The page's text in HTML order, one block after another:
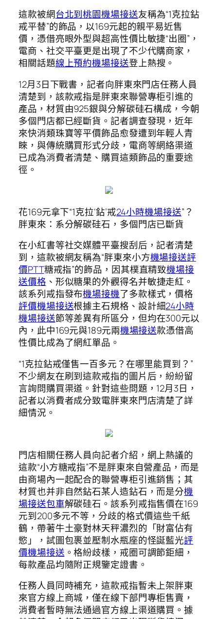
這款被網台北到桃園機場接送友稱為“1克拉鉆
戒平替”的飾品，以169元起的親平易近售
價，憑借亮眼外型與超高性價比敏捷“出圈”，
電商、社交平臺更是出現了不少代購商家，
相關話題線上預約機場接送登上熱搜。
12月3日下戰書，記者向胖東來門店任務人員
清楚到，該款戒指是胖東來聯營專柜引進的
產品，材質由925銀與分解碳硅石構成，今朝
多個門店都已經斷貨。記者調查發現，近年
來快消類珠寶等平價飾品愈發遭到年輕人青
睞，與傳統購買形式分歧，電商等網絡渠道
已成為消費者清楚、購買這類飾品的重要途
徑。
花169元拿下“1克拉‘鉆’戒24小時機場接送”？
胖東來：系分解碳硅石，多個門店已斷貨
在小紅書等社交媒體平臺搜刮后，記者清楚
到，這款被網友稱為“胖東來小方機場接送評
價PTT糖戒指”的飾品，因其樸直精致機場接
送價格 、形似糖果的外觀得名并敏捷走紅。
該系列戒指發布機場接機了多款樣式，價格
評價機場接送根據主石規格、設計細24小時
機場接送節等差異有所區分，但均在300元以
內，此中169元與189元兩機場接送款憑借高
性價比成為了網紅單品。
“1克拉鉆戒僅售一百多元？在哪里能買到？”
不少網友在刷到這款戒指的圖片后，紛紛留
言詢問購買渠道。針對這些問題，12月3日，
記者以消費者成分致電胖東來門店清楚了詳
細情況。
門店相關任務人員向記者介紹，網上熱議的
這款“小方糖戒指”不是胖東來自營產品，而是
由商場內一起配合的聯營專柜引進銷售；其
材質也并非自然鉆石某人造鉆石，而是分機
場接送包車解碳硅石。該系列戒指售價在169
元到200多元不等，分歧的格式價這些千紙
鶴，帶著牛土豪對林天秤濃烈的「財富佔有
慾」，試圖包裹並壓制水瓶座的怪誕藍光評
價機場接送 。格紛歧樣，戒圈可調節鉅細，
每款產品均隨附正規鑒定證書。
任務人員同時補充，這款戒指暫未上架胖東
來官方線上商城，僅在線下部門專柜售賣，
消費者暫時無法通過官方線上渠道購買。據